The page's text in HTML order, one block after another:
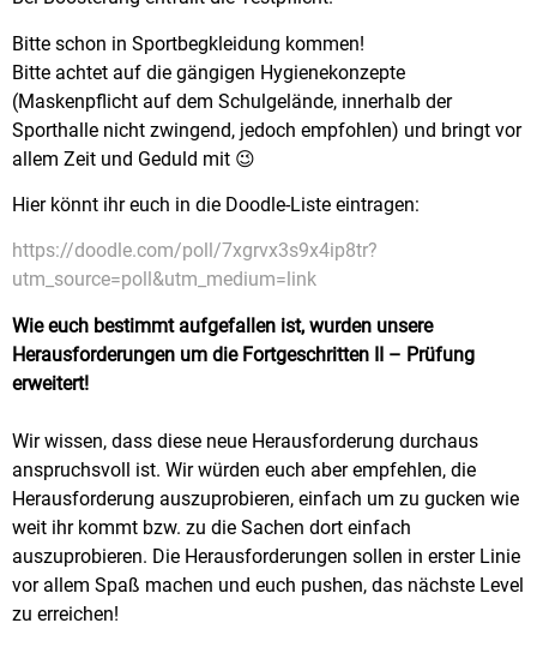
Bitte schon in Sportbegkleidung kommen!
Bitte achtet auf die gängigen Hygienekonzepte
(Maskenpflicht auf dem Schulgelände, innerhalb der
Sporthalle nicht zwingend, jedoch empfohlen) und bringt vor
allem Zeit und Geduld mit 😉
Hier könnt ihr euch in die Doodle-Liste eintragen:
https://doodle.com/poll/7xgrvx3s9x4ip8tr?
utm_source=poll&utm_medium=link
Wie euch bestimmt aufgefallen ist, wurden unsere
Herausforderungen um die Fortgeschritten II – Prüfung
erweitert!
Wir wissen, dass diese neue Herausforderung durchaus
anspruchsvoll ist. Wir würden euch aber empfehlen, die
Herausforderung auszuprobieren, einfach um zu gucken wie
weit ihr kommt bzw. zu die Sachen dort einfach
auszuprobieren. Die Herausforderungen sollen in erster Linie
vor allem Spaß machen und euch pushen, das nächste Level
zu erreichen!